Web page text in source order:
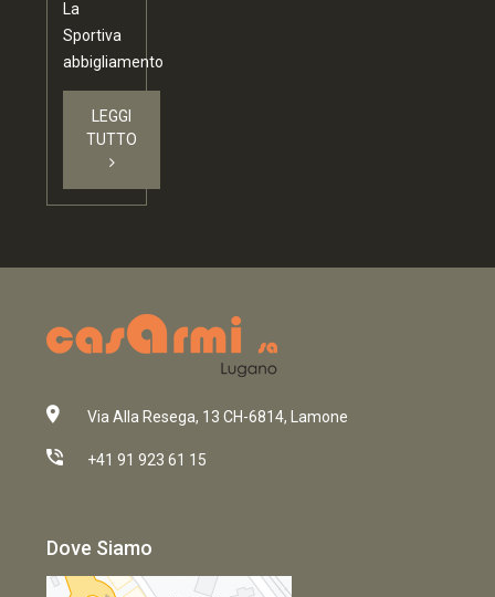
La
Sportiva
abbigliamento
LEGGI
TUTTO
Via Alla Resega, 13 CH-6814, Lamone
+41 91 923 61 15
Dove Siamo